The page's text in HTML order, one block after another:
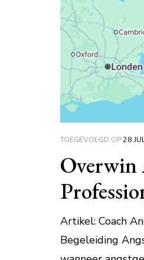
TOEGEVOEGD OP28
Overwin
Artikel: Coach
Begeleiding